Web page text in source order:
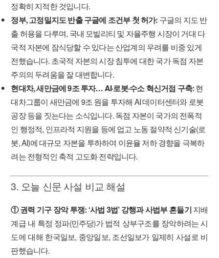
정확히 지적한 것입니다.
정부, 고정밀지도 반출 구글에 조건부 첫 허가: 구글의 지도 반
출 허용을 다루며, 국내 모빌리티 및 자율주행 시장이 거대 다
국적 자본에 잠식당할 수 있다는 산업계의 우려를 비중 있게
전했습니다. 초국적 자본의 시장 침투에 대한 국가 독점 자본
주의의 두려움을 잘 대변합니다.
현대차, 새만금에 9조 투자… AI·로봇·수소 혁신거점 구축:현
대차그룹이 새만금에 9조 원을 투자해 AI 데이터센터와 로봇
공장 등을 짓는다는 소식입니다. 독점 자본이 국가의 전폭적
인 행정적, 인프라적 지원을 등에 업고 노동 절약적 신기술(로
봇, AI)에 대규모 자본을 투하하여 이윤율 저하 경향을 극복하
려는 전형적인 축적 고도화 전략입니다.
3. 오늘 신문 사설 비교 해설
① 권력 기구 장악 투쟁: ‘사법 3법’ 강행과 사법부 흔들기지배
계급 내 특정 정파(민주당)가 법적 상부구조를 장악하려는 시
도에 대해 한국일보, 중앙일보, 조선일보가 일제히 사설로 비
판했습니다.